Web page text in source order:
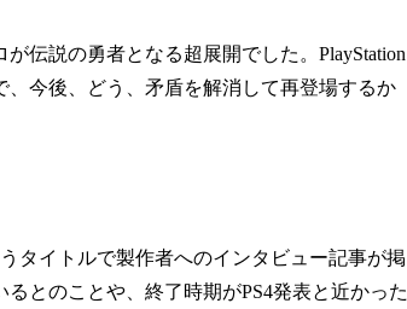
伝説の勇者となる超展開でした。PlayStation
今後、どう、矛盾を解消して再登場するか
タイトルで製作者へのインタビュー記事が掲
とのことや、終了時期がPS4発表と近かった